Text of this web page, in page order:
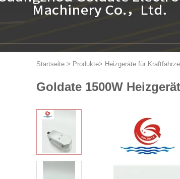
Startseite > Produkte> Heizgeräte für
Goldate 1500W